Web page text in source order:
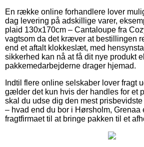
En række online forhandlere lover
dag levering på adskillige varer,
plaid 130x170cm – Cantaloupe fra
vagtsom da det kræver at bestillingen
end et aftalt klokkeslæt, med
sikkerhed kan nå at få dit nye produkt
pakkemedarbejderne drager hjemad.
Indtil flere online selskaber lover fragt
gælder det kun hvis der handles for et
skal du udse dig den mest
– hvad end du bor i Hørsholm, Grenaa
fragtfirmaet til at bringe pakken til et